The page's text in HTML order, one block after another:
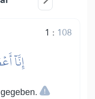
1 : 108
إِنَّآ